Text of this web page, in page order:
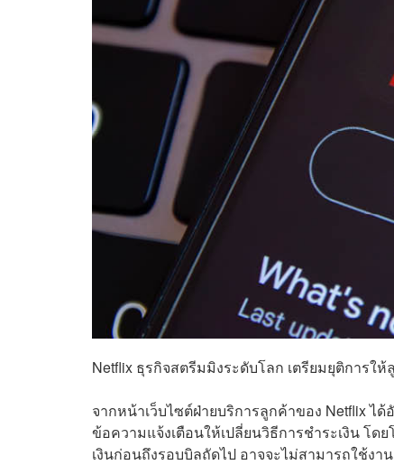
Netflix ธุรกิจสตรีมมิงระดับโลก เตรียมยุติการใ
จากหน้าเว็บไซต์ฝ่ายบริการลูกค้าของ Netflix ไ
ข้อความแจ้งเตือนให้เปลี่ยนวิธีการชำระเงิน โ
เงินก่อนถึงรอบบิลถัดไป อาจจะไม่สามารถใช้งา